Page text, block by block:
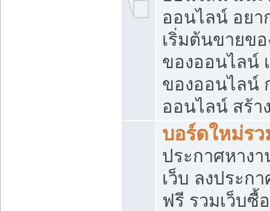
ออนไลน์ อย
เริ่มต้นขายข
ของออนไลน์
ของออนไลน์
ออนไลน์ สร้า
บอร์ดใหม่ร
ประกาศหาง
เว็บ ลงประก
ฟรี รวมเว็บซื้